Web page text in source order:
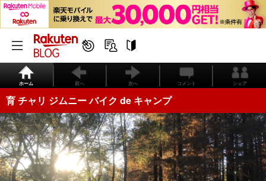
ホーム 前へ 次へ コメント シェア
育 チャリ ジムニー バイク de キャンプ